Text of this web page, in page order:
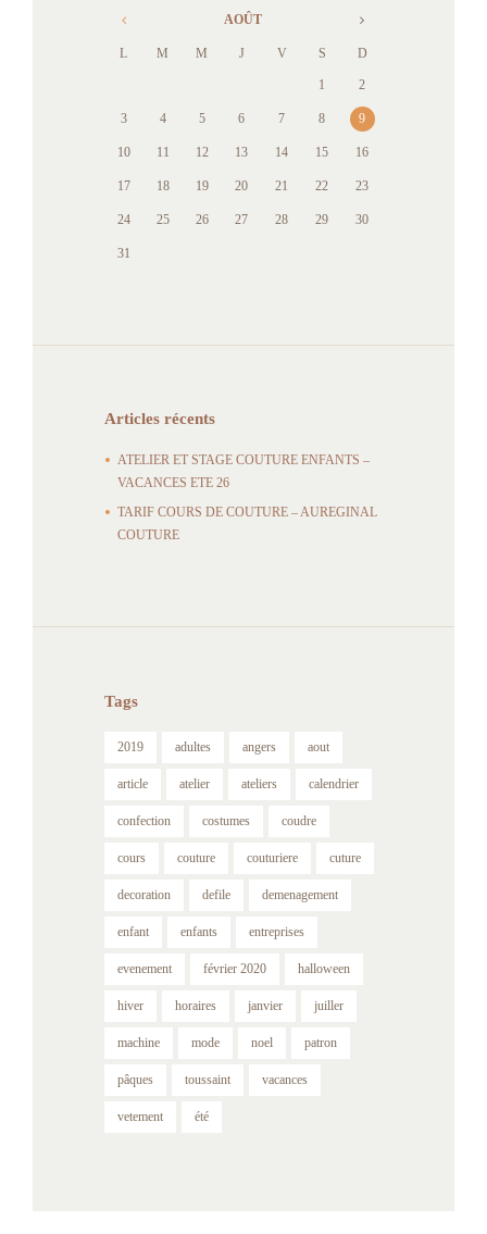
AOÛT
L M M J V S D
1 2
3 4 5 6 7 8 9
10 11 12 13 14 15 16
17 18 19 20 21 22 23
24 25 26 27 28 29 30
31
Articles récents
ATELIER ET STAGE COUTURE ENFANTS –
VACANCES ETE 26
TARIF COURS DE COUTURE – AUREGINAL
COUTURE
Tags
2019 adultes angers aout
article atelier ateliers calendrier
confection costumes coudre
cours couture couturiere cuture
decoration defile demenagement
enfant enfants entreprises
evenement février 2020 halloween
hiver horaires janvier juiller
machine mode noel patron
pâques toussaint vacances
vetement été